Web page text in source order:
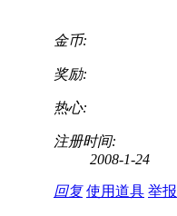
金币:
奖励:
热心:
注册时间:
2008-1-24
回复 使用道具 举报